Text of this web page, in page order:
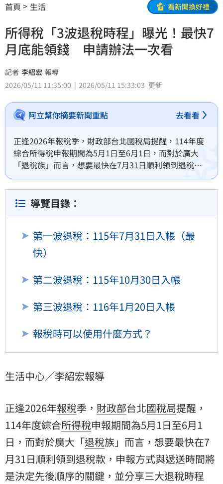
首頁 生活 看新聞換好禮
所得稅「3波退稅時程」曝光！最快7
月底能領錢 申請辦法一次看
記者 李紹宏 報導
2026/05/11 11:35:00
2026/05/11 15:33:03 更新
阿立幫你摘要新聞重點 去看看
正逢2026年報稅季，財政部台北國稅局提醒，114年度
綜合所得稅申報期間為5月1日至6月1日，而對於廣大
「退稅族」而言，想要最快在7月31日順利領到退稅
款，申報方式與遞送時間將是決定先後順序的關鍵，並
分享三大退稅時程表。
導覽目錄：
第一波退稅：115年7月31日入帳（最
快）
第二波退稅：115年10月30日入帳
第三波退稅：116年1月20日入帳
報稅時可以使用什麼方式？
生活中心／李紹宏報導
正逢2026年報稅季， 財政部台北國稅局提醒，
114年度綜合所得稅申報期間為5月1日至6月1
日，而對於廣大「退稅族」而言，想要最快在7
月31日順利領到退稅款，申報方式與遞送時間將
是決定先後順序的關鍵，並分享三大退稅時程